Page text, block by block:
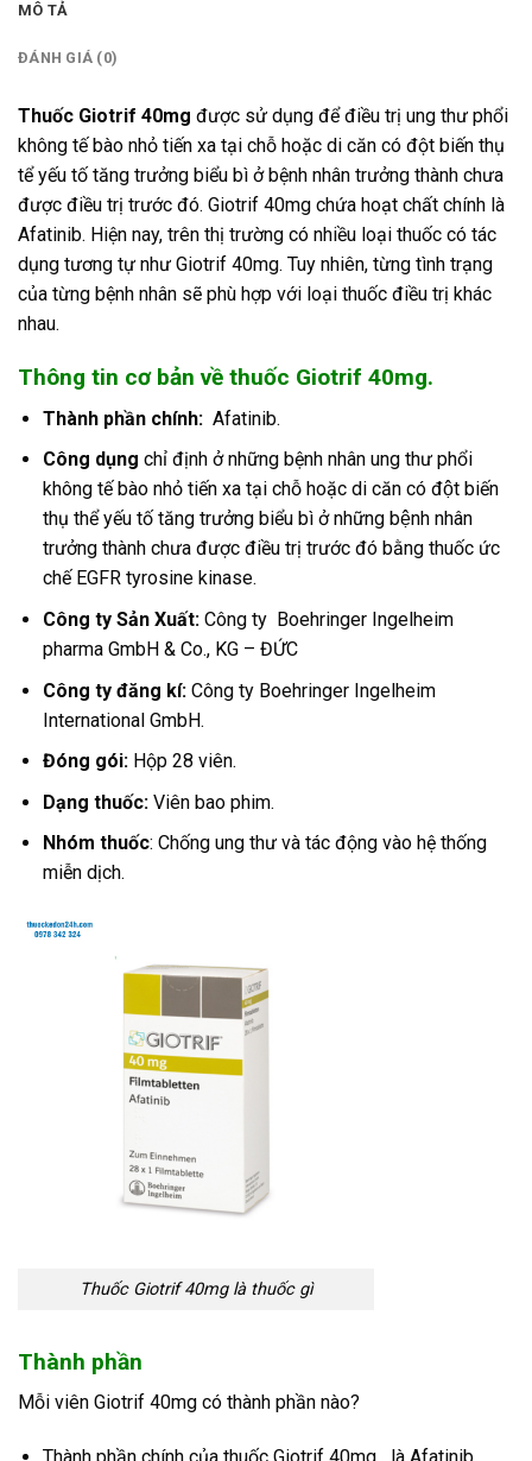
MÔ TẢ
ĐÁNH GIÁ (0)
Thuốc Giotrif 40mg được sử dụng để điều trị ung thư phổi
không tế bào nhỏ tiến xa tại chỗ hoặc di căn có đột biến thụ
tể yếu tố tăng trưởng biểu bì ở bệnh nhân trưởng thành chưa
được điều trị trước đó. Giotrif 40mg chứa hoạt chất chính là
Afatinib. Hiện nay, trên thị trường có nhiều loại thuốc có tác
dụng tương tự như Giotrif 40mg. Tuy nhiên, từng tình trạng
của từng bệnh nhân sẽ phù hợp với loại thuốc điều trị khác
nhau.
Thông tin cơ bản về thuốc Giotrif 40mg.
Thành phần chính: Afatinib.
Công dụng chỉ định ở những bệnh nhân ung thư phổi
không tế bào nhỏ tiến xa tại chỗ hoặc di căn có đột biến
thụ thể yếu tố tăng trưởng biểu bì ở những bệnh nhân
trưởng thành chưa được điều trị trước đó bằng thuốc ức
chế EGFR tyrosine kinase.
Công ty Sản Xuất: Công ty Boehringer Ingelheim
pharma GmbH & Co., KG – ĐỨC
Công ty đăng kí:Công ty Boehringer Ingelheim
International GmbH.
Đóng gói:Hộp 28 viên.
Dạng thuốc:Viên bao phim.
Nhóm thuốc: Chống ung thư và tác động vào hệ thống
miễn dịch.
Thuốc Giotrif 40mg là thuốc gì
Thành phần
Mỗi viên Giotrif 40mg có thành phần nào?